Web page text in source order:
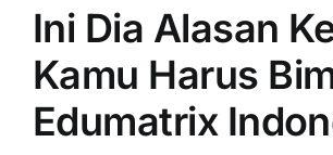
Ini Dia Alasan
Kamu Harus
Edumatrix